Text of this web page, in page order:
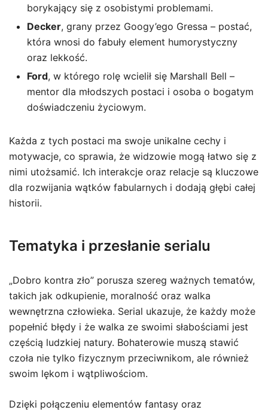
borykający się z osobistymi problemami.
Decker, grany przez Googy’ego Gressa – postać,
która wnosi do fabuły element humorystyczny
oraz lekkość.
Ford, w którego rolę wcielił się Marshall Bell –
mentor dla młodszych postaci i osoba o bogatym
doświadczeniu życiowym.
Każda z tych postaci ma swoje unikalne cechy i
motywacje, co sprawia, że widzowie mogą łatwo się z
nimi utożsamić. Ich interakcje oraz relacje są kluczowe
dla rozwijania wątków fabularnych i dodają głębi całej
historii.
Tematyka i przesłanie serialu
„Dobro kontra zło” porusza szereg ważnych tematów,
takich jak odkupienie, moralność oraz walka
wewnętrzna człowieka. Serial ukazuje, że każdy może
popełnić błędy i że walka ze swoimi słabościami jest
częścią ludzkiej natury. Bohaterowie muszą stawić
czoła nie tylko fizycznym przeciwnikom, ale również
swoim lękom i wątpliwościom.
Dzięki połączeniu elementów fantasy oraz